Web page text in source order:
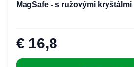
MagSafe - s ružovými kryštálmi
€ 16,8